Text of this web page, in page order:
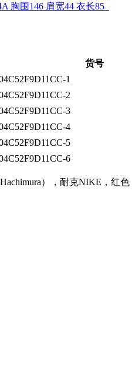
胸围146 肩宽44 衣长85
货号
1
2
3
4
5
6
），耐克NIKE，红